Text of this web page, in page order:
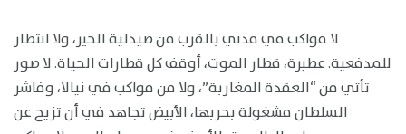
لا مواكب في مدني بالقرب من صيدلية الخير، ولا انتظار
للمدفعية. عطبرة، قطار الموت، أوقف كل قطارات الحياة. لا صور
تأتي من “العقدة المغاربة”، ولا من مواكب في نيالا، وفاشر
السلطان مشغولة بحربها، الأبيض تجاهد في أن تزيح عن